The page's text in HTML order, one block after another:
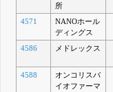
所
4571
NANOホール
ディングス
4586 メドレックス
4588
オンコリスバ
イオファーマ